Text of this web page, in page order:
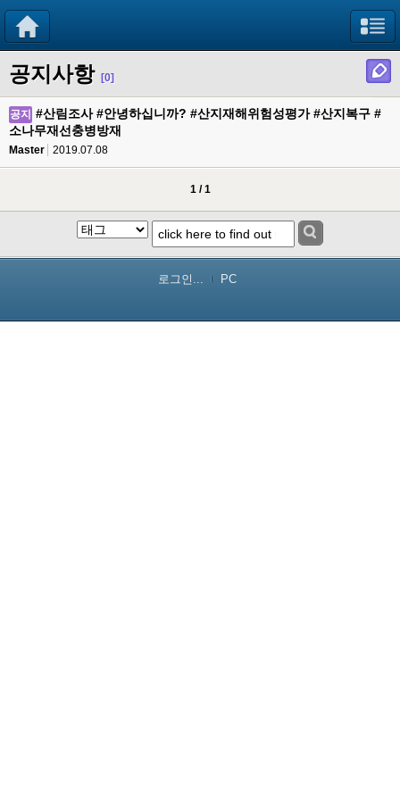
공지사항 [0]
공지
#산림조사 #안녕하십니까? #산지재해위험성평가 #산지복구 #
소나무재선충병방재
Master 2019.07.08
1 / 1
로그인... PC